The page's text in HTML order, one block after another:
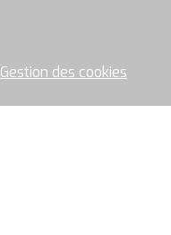
Gestion des cookies